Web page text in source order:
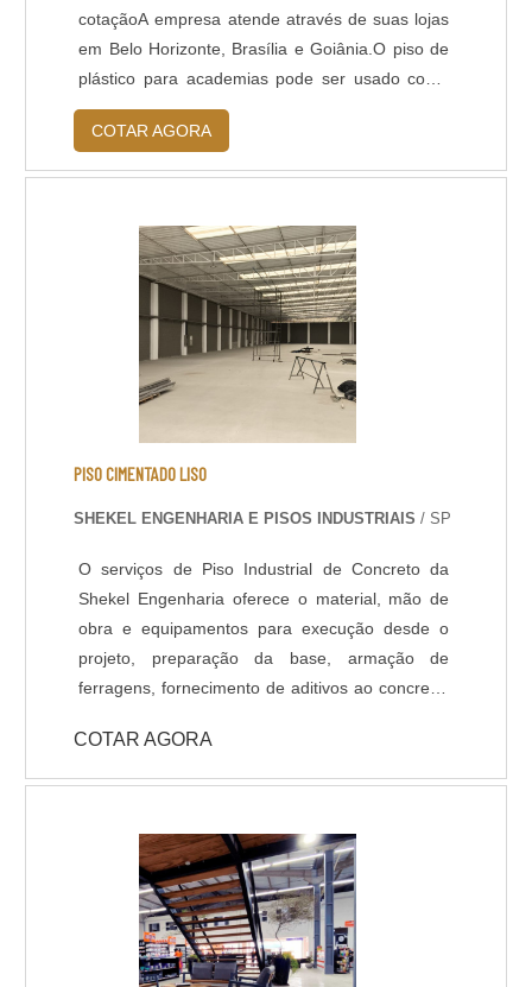
cotaçãoA empresa atende através de suas lojas
em Belo Horizonte, Brasília e Goiânia.O piso de
plástico para academias pode ser usado como
pallet, ou estrado, estando presente em diversos
ambientes corporativos e residênciais.A
ECOPLAST comercializa o piso de plástico com
30x30x1,3 cm - 25x50x3 cm - 50x50x3 cm -
50x50x5 cm - 82x41x13 cm - 100x60x5
cmCaracterísticas do piso de plástico para
academias: - Diminui o risco de acidentes; -
Possui aditivo anti UV podendo assim ficar
exposto as intempéries do tempo; - Também
bastante requisitado para piscinas, vestuários,
não se deteriora facilmente; - Ajustável, com fácil
cortante; - Econômico, é só colocar por cima da
piso ou contrapiso.Clique abaixo e faça um
orçamento gratuito!
COTAR AGORA
PISO CIMENTADO LISO
SHEKEL ENGENHARIA E PISOS INDUSTRIAIS / SP
O serviços de Piso Industrial de Concreto da
Shekel Engenharia oferece o material, mão de
obra e equipamentos para execução desde o
projeto, preparação da base, armação de
ferragens, fornecimento de aditivos ao concreto,
acabamento (polido, float, vassourado,
desempenado, etc.) e corte das juntas. Todo
Concreto tem acompanhamento de engenheiro
civil responsável, que administra as etapas de
execução do piso de acordo com projeto
fornecido pelo cliente. A pavimentação de
Concreto pode ser armada em aço ou com telas
COTAR AGORA